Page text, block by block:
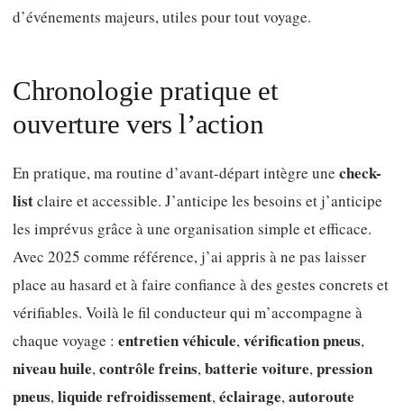
d’événements majeurs, utiles pour tout voyage.
Chronologie pratique et
ouverture vers l’action
En pratique, ma routine d’avant-départ intègre une check-
listclaire et accessible. J’anticipe les besoins et j’anticipe
les imprévus grâce à une organisation simple et efficace.
Avec 2025 comme référence, j’ai appris à ne pas laisser
place au hasard et à faire confiance à des gestes concrets et
vérifiables. Voilà le fil conducteur qui m’accompagne à
chaque voyage : entretien véhicule,vérification pneus,
niveau huile,contrôle freins,batterie voiture,pression
pneus,liquide refroidissement,éclairage,autoroute